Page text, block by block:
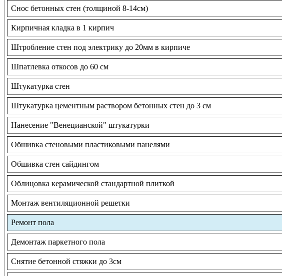
Снос бетонных стен (толщиной 8-14см)
Кирпичная кладка в 1 кирпич
Штробление стен под электрику до 20мм в кирпиче
Шпатлевка откосов до 60 см
Штукатурка стен
Штукатурка цементным раствором бетонных стен до 3 см
Нанесение "Венецианской" штукатурки
Обшивка стеновыми пластиковыми панелями
Обшивка стен сайдингом
Облицовка керамической стандартной плиткой
Монтаж вентиляционной решетки
Ремонт пола
Демонтаж паркетного пола
Снятие бетонной стяжки до 3см